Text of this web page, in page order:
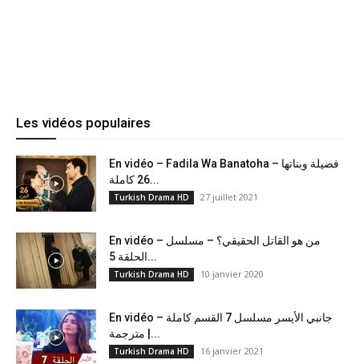
Les vidéos populaires
En vidéo – Fadila Wa Banatoha – فضيلة وبناتها
26 كاملة...
Turkish Drama HD 27 juillet 2021
En vidéo – من هو القاتل الحقيقي؟ – مسلسل
الحلقة 5...
Turkish Drama HD 10 janvier 2020
En vidéo – جانبي الأيسر مسلسل 7 القسم كاملة
مترجمة |...
Turkish Drama HD 16 janvier 2021